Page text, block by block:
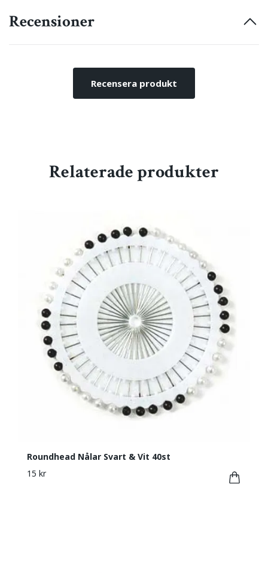
Recensioner
Recensera produkt
Relaterade produkter
Roundhead Nålar Svart & Vit 40st
15 kr